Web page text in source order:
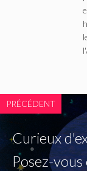
PRÉCÉDENT
Curieux
Posez-